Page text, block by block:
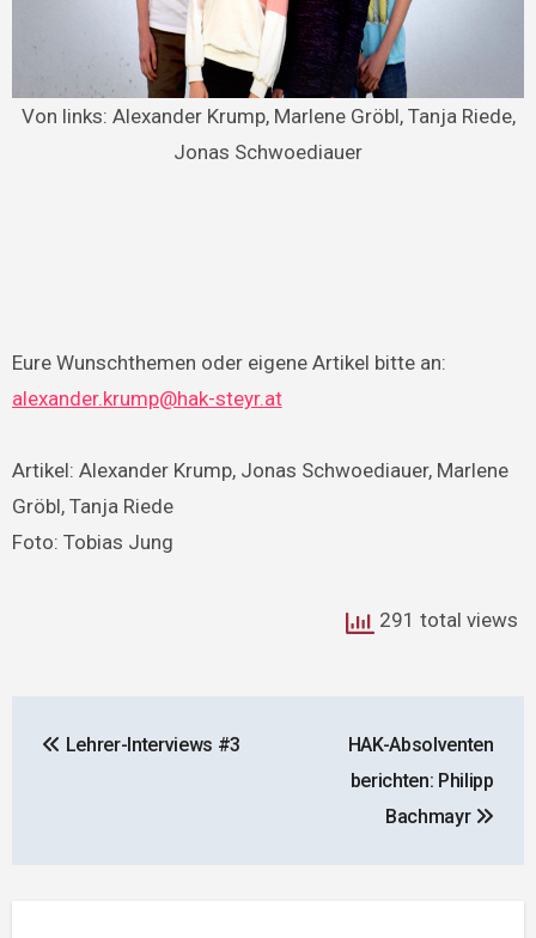
Von links: Alexander Krump, Marlene Gröbl, Tanja Riede,
Jonas Schwoediauer
Eure Wunschthemen oder eigene Artikel bitte an:
alexander.krump@hak-steyr.at
Artikel: Alexander Krump, Jonas Schwoediauer, Marlene
Gröbl, Tanja Riede
Foto: Tobias Jung
291 total views
Lehrer-Interviews #3
HAK-Absolventen
berichten: Philipp
Bachmayr